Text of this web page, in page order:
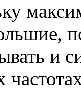
и